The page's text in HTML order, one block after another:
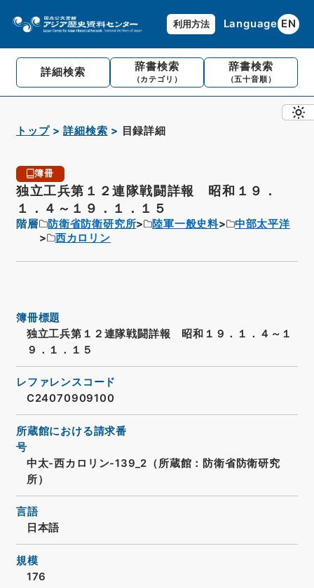
利用方法 Language EN
詳細検索 辞書検索
（カテゴリ）
辞書検索
（五十音順）
トップ 詳細検索 目録詳細
簿冊
独立工兵第１２連隊戦闘詳報 昭和１９．
１．４～１９．１．１５
階層 防衛省防衛研究所 陸軍一般史料
中部太平洋
西カロリン
簿冊標題
独立工兵第１２連隊戦闘詳報 昭和１９．１．４～１
９．１．１５
レファレンスコード
C24070909100
所蔵館における請求番
号
中太-西カロリン-139_2（所蔵館：防衛省防衛研究
所）
言語
日本語
規模
176